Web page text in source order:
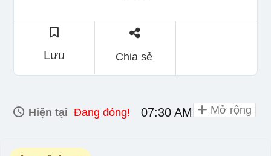
Lưu Chia sẻ
Hiện tại Đang đóng! 07:30 AM - 08:00 PM
Mở rộng